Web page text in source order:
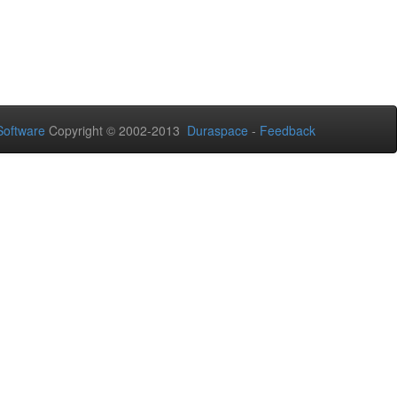
Copyright © 2002-2013 Duraspace - Feedback